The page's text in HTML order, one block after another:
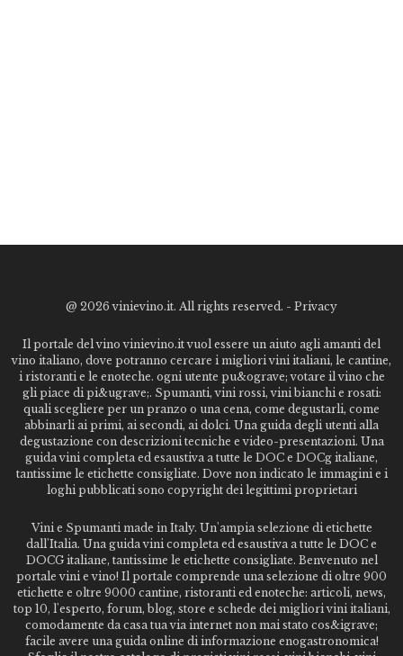
@ 2026 vinievino.it. All rights reserved. - Privacy
Il portale del vino vinievino.it vuol essere un aiuto agli amanti del
vino italiano, dove potranno cercare i migliori vini italiani, le cantine,
i ristoranti e le enoteche. ogni utente pu&ograve; votare il vino che
gli piace di pi&ugrave;. Spumanti, vini rossi, vini bianchi e rosati:
quali scegliere per un pranzo o una cena, come degustarli, come
abbinarli ai primi, ai secondi, ai dolci. Una guida degli utenti alla
degustazione con descrizioni tecniche e video-presentazioni. Una
guida vini completa ed esaustiva a tutte le DOC e DOCg italiane,
tantissime le etichette consigliate. Dove non indicato le immagini e i
loghi pubblicati sono copyright dei legittimi proprietari
Vini e Spumanti made in Italy. Un'ampia selezione di etichette
dall'Italia. Una guida vini completa ed esaustiva a tutte le DOC e
DOCG italiane, tantissime le etichette consigliate. Benvenuto nel
portale vini e vino! Il portale comprende una selezione di oltre 900
etichette e oltre 9000 cantine, ristoranti ed enoteche: articoli, news,
top 10, l'esperto, forum, blog, store e schede dei migliori vini italiani,
comodamente da casa tua via internet non mai stato cos&igrave;
facile avere una guida online di informazione enogastronomica!